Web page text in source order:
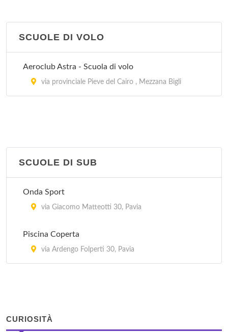
SCUOLE DI VOLO
Aeroclub Astra - Scuola di volo
via provinciale Pieve del Cairo , Mezzana Bigli
SCUOLE DI SUB
Onda Sport
via Giacomo Matteotti 30, Pavia
Piscina Coperta
via Ardengo Folperti 30, Pavia
CURIOSITÀ